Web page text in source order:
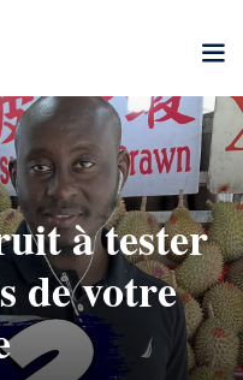
à tester
de votre